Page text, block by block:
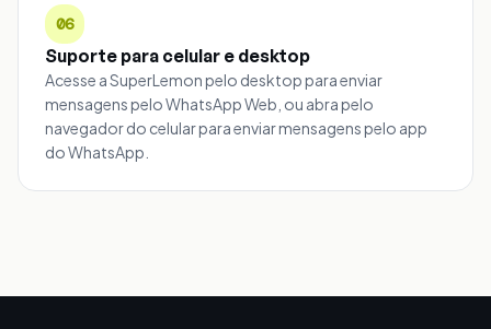
06
Suporte para celular e desktop
Acesse a SuperLemon pelo desktop para enviar
mensagens pelo WhatsApp Web, ou abra pelo
navegador do celular para enviar mensagens pelo app
do WhatsApp.